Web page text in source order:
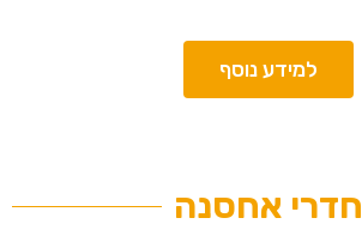
למידע נוסף
חדרי אחסנה